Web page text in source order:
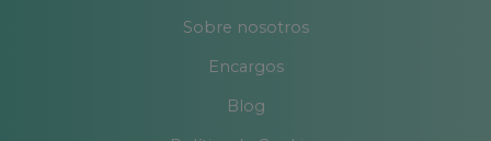
Sobre nosotros
Encargos
Blog